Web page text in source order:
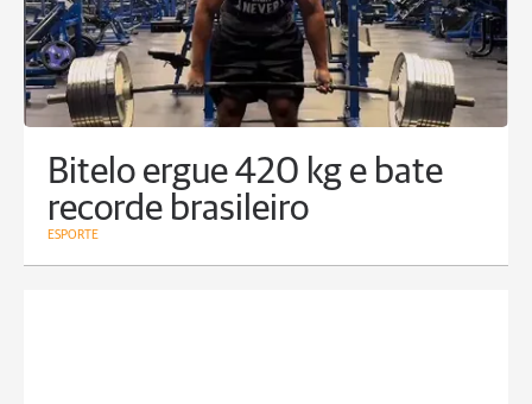
Bitelo ergue 420 kg e bate
recorde brasileiro
ESPORTE